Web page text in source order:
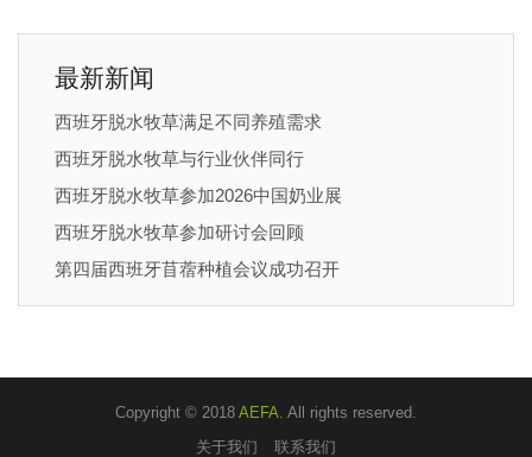
最新新闻
西班牙脱水牧草满足不同养殖需求
西班牙脱水牧草与行业伙伴同行
西班牙脱水牧草参加2026中国奶业展
西班牙脱水牧草参加研讨会回顾
第四届西班牙苜蓿种植会议成功召开
Copyright © 2018 AEFA. All rights reserved.
关于我们
联系我们